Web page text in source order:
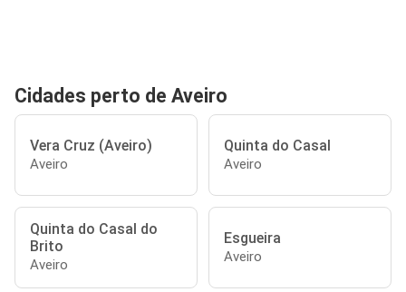
Cidades perto de Aveiro
Vera Cruz (Aveiro)
Aveiro
Quinta do Casal
Aveiro
Quinta do Casal do
Brito
Aveiro
Esgueira
Aveiro